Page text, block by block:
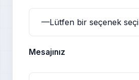
Mesajınız